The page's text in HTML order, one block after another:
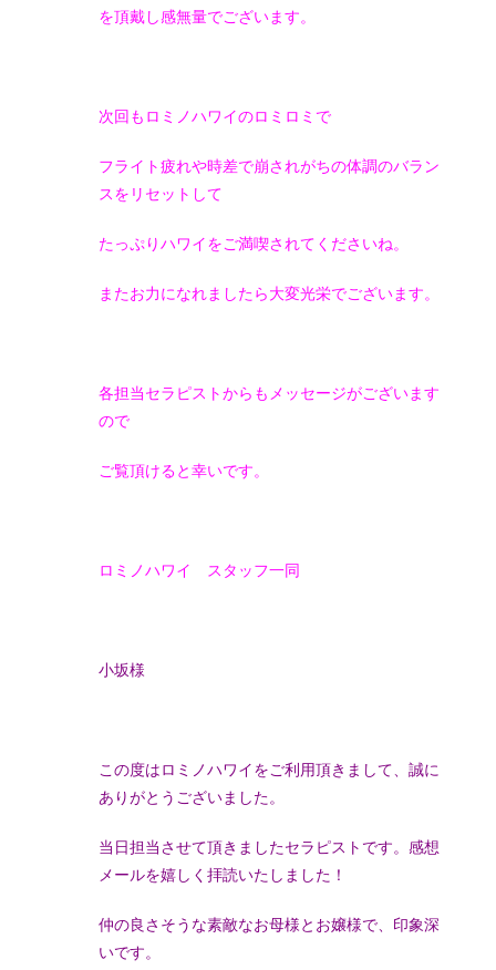
を頂戴し感無量でございます。
次回もロミノハワイのロミロミで
フライト疲れや時差で崩されがちの体調のバラン
スをリセットして
たっぷりハワイをご満喫されてくださいね。
またお力になれましたら大変光栄でございます。
各担当セラピストからもメッセージがございます
ので
ご覧頂けると幸いです。
ロミノハワイ スタッフ一同
小坂様
この度はロミノハワイをご利用頂きまして、誠に
ありがとうございました。
当日担当させて頂きましたセラピストです。感想
メールを嬉しく拝読いたしました！
仲の良さそうな素敵なお母様とお嬢様で、印象深
いです。